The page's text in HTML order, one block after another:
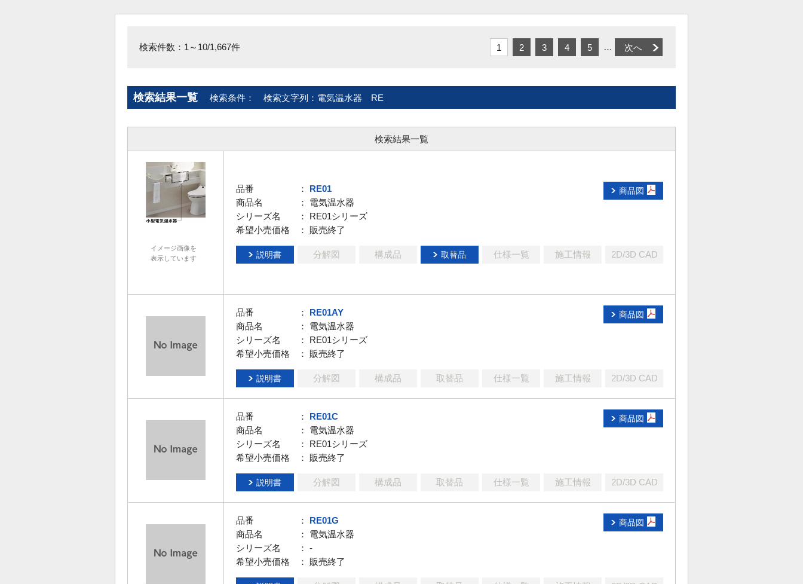
検索件数：1～10/1,667件 1 2 3 4 5 … 次へ
検索結果一覧 検索条件： 検索文字列：電気温水器 RE
検索結果一覧
イメージ画像を
表示しています
品番 ： RE01
商品名
： 電気温水器
シリーズ名
： RE01シリーズ
希望小売価格
： 販売終了
商品図
説明書 分解図 構成品 取替品 仕様一覧 施工情報 2D/3D CAD
品番 ： RE01AY
商品名
： 電気温水器
シリーズ名
： RE01シリーズ
希望小売価格
： 販売終了
商品図
説明書 分解図 構成品 取替品 仕様一覧 施工情報 2D/3D CAD
品番 ： RE01C
商品名
： 電気温水器
シリーズ名
： RE01シリーズ
希望小売価格
： 販売終了
商品図
説明書 分解図 構成品 取替品 仕様一覧 施工情報 2D/3D CAD
品番 ： RE01G
商品名
： 電気温水器
シリーズ名
： -
希望小売価格
： 販売終了
商品図